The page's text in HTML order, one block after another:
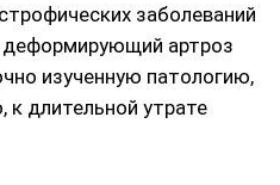
заболеваний
деформирующий артроз
изученную патологию,
к длительной утрате